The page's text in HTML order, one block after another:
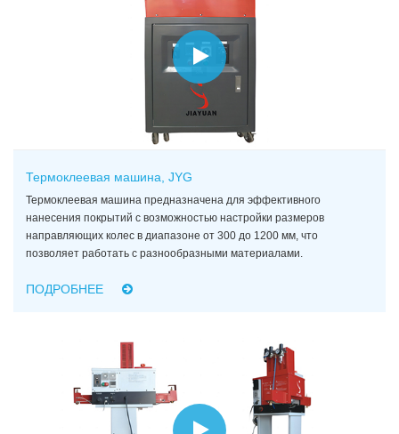
Термоклеевая машина, JYG
Термоклеевая машина предназначена для эффективного
нанесения покрытий с возможностью настройки размеров
направляющих колес в диапазоне от 300 до 1200 мм, что
позволяет работать с разнообразными материалами.
ПОДРОБНЕЕ